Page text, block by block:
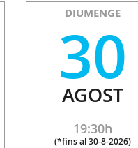
DIUMENGE
30
AGOST
19:30h
(*fins al 30-8-2026)